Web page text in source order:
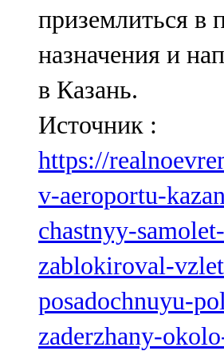
приземлиться в
назначения и
в Казань.
Источник :
https://
v-aeroportu-
chastnyy-samolet-
zablokiroval-
posadochnuyu-
zaderzhany-